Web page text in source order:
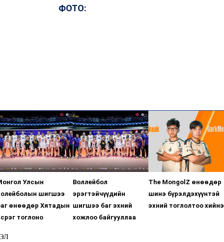
ФОТО:
Улсын
шигшээ
өнөөдөр Хятадын
тоглоно
Воллейбол
эрэгтэйчүүдийн
шигшээ баг эхний
хожлоо байгууллаа
The MongolZ өнөөдөр
шинэ бүрэлдэхүүнтэй
эхний тоглолтоо хийнэ